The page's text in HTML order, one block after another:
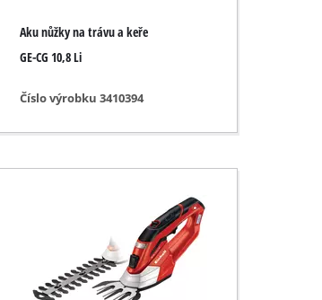
Aku nůžky na trávu a keře
GE-CG 10,8 Li
Číslo výrobku 3410394